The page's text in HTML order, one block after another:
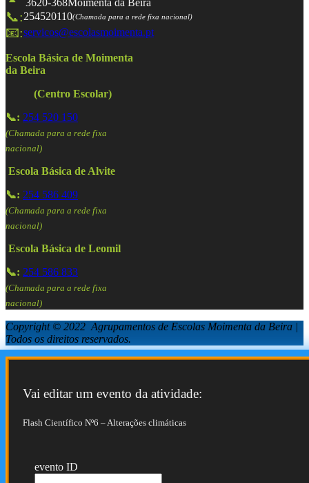
📞:254520110(Chamada para a rede fixa nacional)
📧:servicos@escolasmoimenta.pt
Escola Básica de Moimenta
da Beira
(Centro Escolar)
📞: 254 520 150
(Chamada para a rede fixa
nacional)
Escola Básica de Alvite
📞: 254 586 409
(Chamada para a rede fixa
nacional)
Escola Básica de Leomil
📞: 254 586 833
(Chamada para a rede fixa
nacional)
Copyright © 2022 Agrupamentos de Escolas Moimenta da Beira |
Todos os direitos reservados.
Vai editar um evento da atividade:
Flash Científico Nº6 – Alterações climáticas
evento ID